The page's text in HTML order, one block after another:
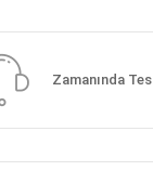
Zamanında